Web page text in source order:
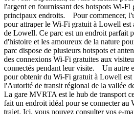
l'argent en fournissant des hotspots Wi-Fi
principaux endroits. Pour commencer,
pour attraper le Wi-Fi gratuit à Lowell est
de Lowell. Ce parc est un endroit parfait
d'histoire et les amoureux de la nature
parc dispose de plusieurs hotspots et
des connexions Wi-Fi gratuites aux
connectés pendant leur visite. Un autre
pour obtenir du Wi-Fi gratuit à Lowell est
l'Autorité de transit régional de la vallée
La gare MVRTA est le hub de transport
fait un endroit idéal pour se connecter au
trajet. Ici, vous pouvez consulter vos e-